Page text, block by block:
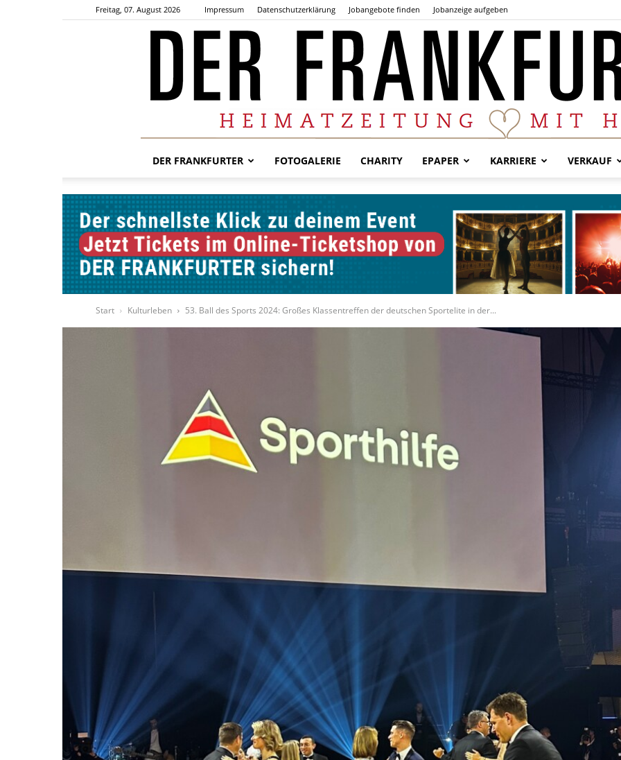
Freitag, 07. August 2026 Impressum Datenschutzerklärung Jobangebote finden Jobanzeige aufgeben
Frankfurter
DER FRANKFURTER FOTOGALERIE CHARITY EPAPER KARRIERE VERKAUF
Start Kulturleben 53. Ball des Sports 2024: Großes Klassentreffen der deutschen Sportelite in der...